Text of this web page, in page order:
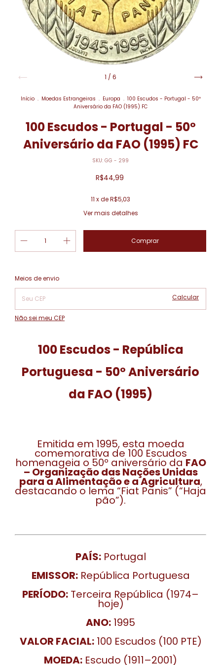
1 / 6
Início . Moedas Estrangeiras . Europa . 100 Escudos - Portugal - 50º
Aniversário da FAO (1995) FC
100 Escudos - Portugal - 50º
Aniversário da FAO (1995) FC
SKU: GG - 299
R$44,99
11 x deR$5,03
Ver mais detalhes
Entregas para o CEP:
Meios de envio
Calcular
Não sei meu CEP
100 Escudos - República
Portuguesa - 50º Aniversário
da FAO (1995)
Emitida em 1995, esta moeda
comemorativa de 100 Escudos
homenageia o 50º aniversário da FAO
– Organização das Nações Unidas
para a Alimentação e a Agricultura,
destacando o lema “Fiat Panis” (“Haja
pão”).
PAÍS:Portugal
EMISSOR:República Portuguesa
PERÍODO: Terceira República (1974–
hoje)
ANO: 1995
VALOR FACIAL:100 Escudos (100 PTE)
MOEDA: Escudo (1911–2001)